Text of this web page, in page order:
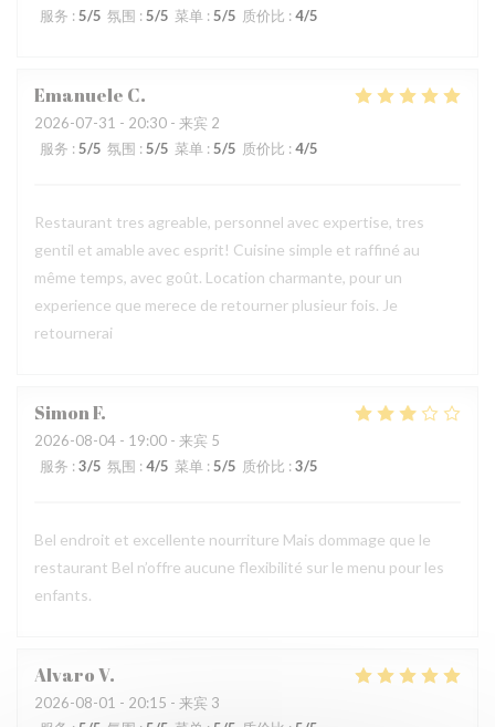
服务 : 5/5 氛围 : 5/5 菜单 : 5/5 质价比 : 4/5
Emanuele C
2026-07-31 - 20:30 - 来宾 2
服务 : 5/5 氛围 : 5/5 菜单 : 5/5 质价比 : 4/5
Restaurant tres agreable, personnel avec expertise, tres
gentil et amable avec esprit! Cuisine simple et raffiné au
même temps, avec goût. Location charmante, pour un
experience que merece de retourner plusieur fois. Je
retournerai
SimonF
2026-08-04 - 19:00 - 来宾 5
服务 : 3/5 氛围 : 4/5 菜单 : 5/5 质价比 : 3/5
Bel endroit et excellente nourriture Mais dommage que le
restaurant Bel n’offre aucune flexibilité sur le menu pour les
enfants.
AlvaroV
2026-08-01 - 20:15 - 来宾 3